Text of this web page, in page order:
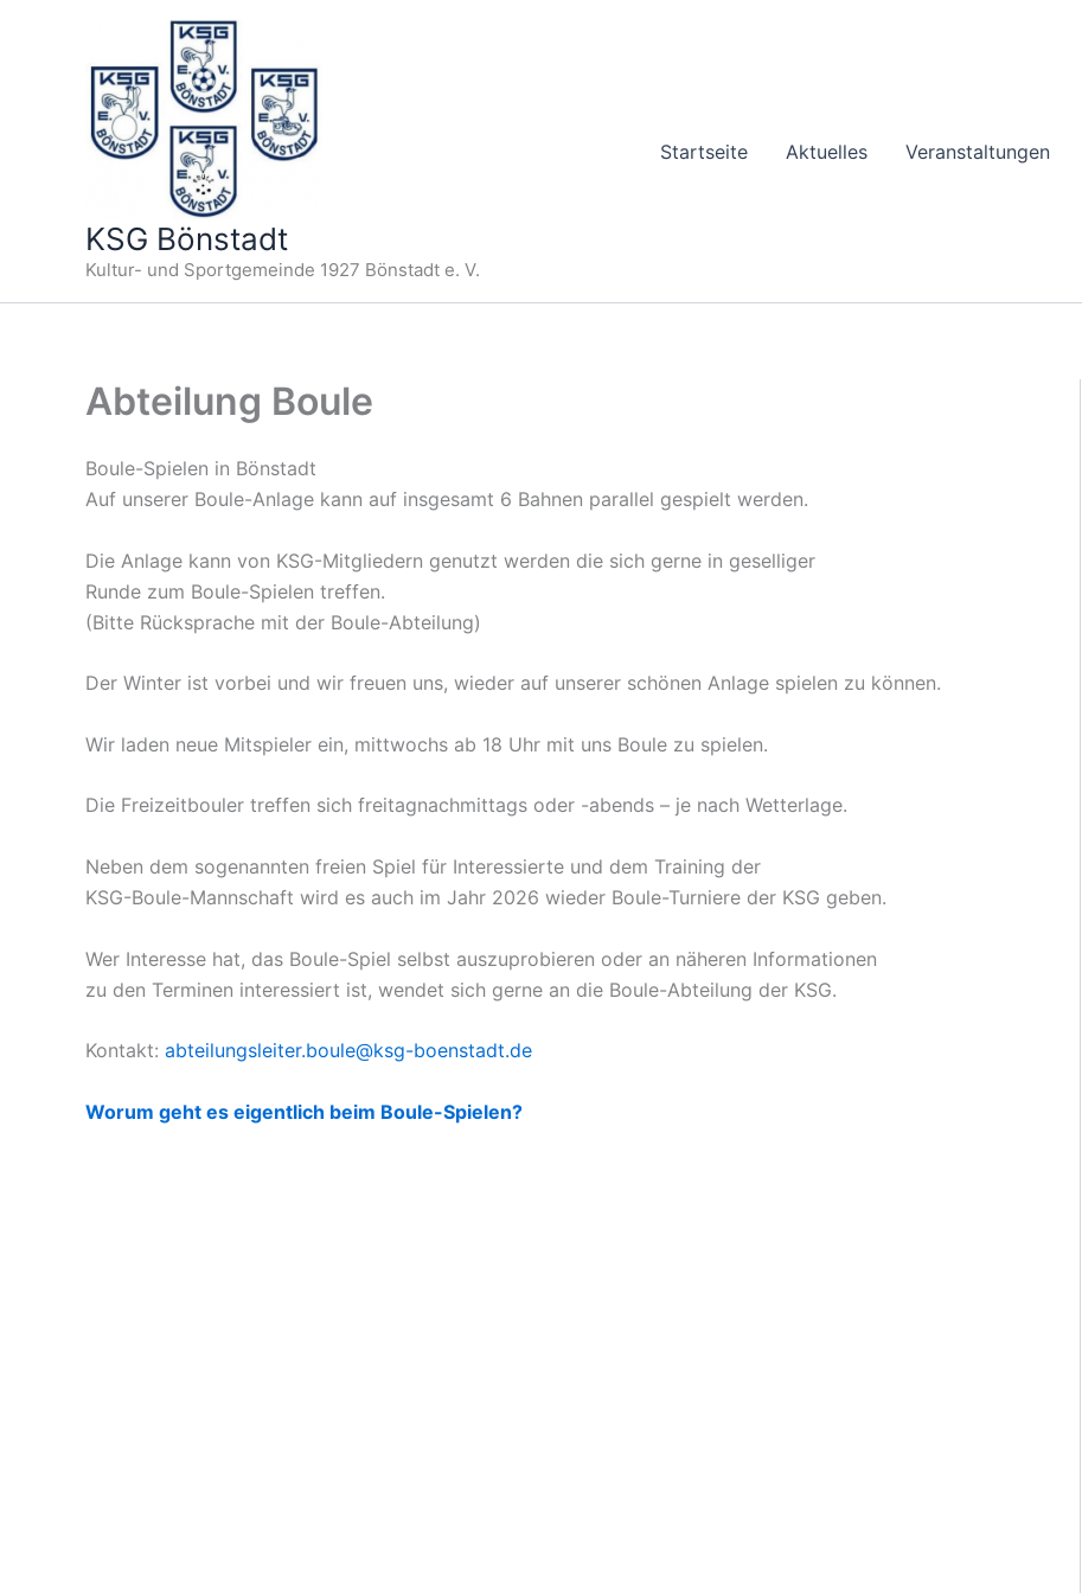
KSG Bönstadt
Kultur- und Sportgemeinde 1927 Bönstadt e. V.
Startseite Aktuelles Veranstaltungen
Abteilung Boule
Boule-Spielen in Bönstadt
Auf unserer Boule-Anlage kann auf insgesamt 6 Bahnen parallel gespielt werden.
Die Anlage kann von KSG-Mitgliedern genutzt werden die sich gerne in geselliger
Runde zum Boule-Spielen treffen.
(Bitte Rücksprache mit der Boule-Abteilung)
Der Winter ist vorbei und wir freuen uns, wieder auf unserer schönen Anlage spielen zu können.
Wir laden neue Mitspieler ein, mittwochs ab 18 Uhr mit uns Boule zu spielen.
Die Freizeitbouler treffen sich freitagnachmittags oder -abends – je nach Wetterlage.
Neben dem sogenannten freien Spiel für Interessierte und dem Training der
KSG-Boule-Mannschaft wird es auch im Jahr 2026 wieder Boule-Turniere der KSG geben.
Wer Interesse hat, das Boule-Spiel selbst auszuprobieren oder an näheren Informationen
zu den Terminen interessiert ist, wendet sich gerne an die Boule-Abteilung der KSG.
Kontakt: abteilungsleiter.boule@ksg-boenstadt.de
Worum geht es eigentlich beim Boule-Spielen?